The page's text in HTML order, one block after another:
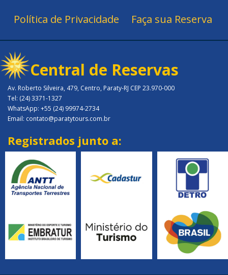
Política de Privacidade Faça sua Reserva
Central de Reservas
Av. Roberto Silveira, 479, Centro, Paraty-RJ CEP 23.970-000
Tel: (24) 3371-1327
WhatsApp: +55 (24) 99974-2734
Email: contato@paratytours.com.br
Registrados junto a: